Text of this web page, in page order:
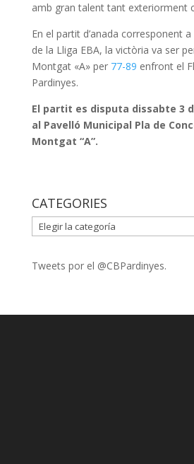
amb gran talent tant exteriorment
En el partit d’anada corresponent
de la Lliga EBA, la victòria va ser per
Montgat «A» per 77-89 enfront el
Pardinyes.
El partit es disputa dissabte 3
al Pavelló Municipal Pla de
Montgat “A”.
CATEGORIES
CATEGORIES
Tweets por el @CBPardinyes.